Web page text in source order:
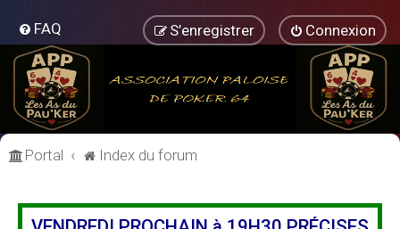
FAQ Connexion
S’enregistrer
Portal Index du forum